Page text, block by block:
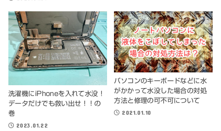
洗濯機にiPhoneを入れて水没！
データだけでも救い出せ！！の
巻
2023.01.22
パソコンのキーボードなどに水
がかかって水没した場合の対処
方法と修理の可不可について
2021.01.10